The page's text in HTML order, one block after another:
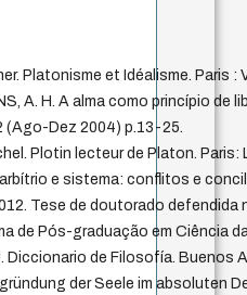
Platonisme et Idéalisme. Paris :
A. H. A alma como princípio de
(Ago-Dez 2004) p.13-25.
Plotin lecteur de Platon. Paris:
arbítrio e sistema: conflitos e
Tese de doutorado defendida
de Pós-graduação em Ciência
Diccionario de Filosofía. Buenos
der Seele im absoluten